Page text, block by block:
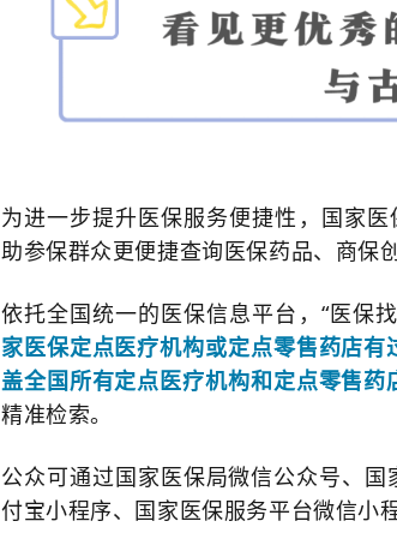
为进一步提升医保服务便捷性，国家
助参保群众更便捷查询医保药品、商保
依托全国统一的医保信息平台，“医保
家医保定点医疗机构或定点零售药店有
盖全国所有定点医疗机构和定点零售药
精准检索。
公众可通过国家医保局微信公众号、
付宝小程序、国家医保服务平台微信小